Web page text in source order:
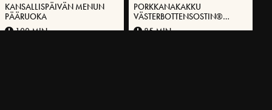
KANSALLISPÄIVÄN MENUN
PÄÄRUOKA
100 MIN
PORKKANAKAKKU
VÄSTERBOTTENSOSTIN®
TUOREJUUSTOLLA
85 MIN